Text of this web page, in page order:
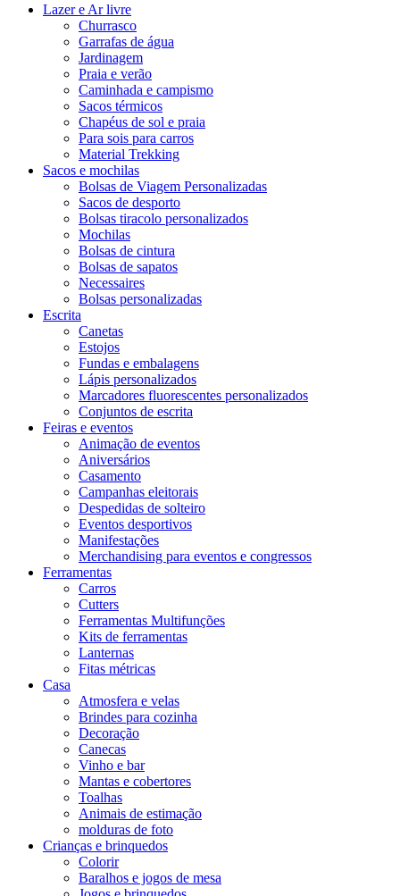
Lazer e Ar livre
Churrasco
Garrafas de água
Jardinagem
Praia e verão
Caminhada e campismo
Sacos térmicos
Chapéus de sol e praia
Para sois para carros
Material Trekking
Sacos e mochilas
Bolsas de Viagem Personalizadas
Sacos de desporto
Bolsas tiracolo personalizados
Mochilas
Bolsas de cintura
Bolsas de sapatos
Necessaires
Bolsas personalizadas
Escrita
Canetas
Estojos
Fundas e embalagens
Lápis personalizados
Marcadores fluorescentes personalizados
Conjuntos de escrita
Feiras e eventos
Animação de eventos
Aniversários
Casamento
Campanhas eleitorais
Despedidas de solteiro
Eventos desportivos
Manifestações
Merchandising para eventos e congressos
Ferramentas
Carros
Cutters
Ferramentas Multifunções
Kits de ferramentas
Lanternas
Fitas métricas
Casa
Atmosfera e velas
Brindes para cozinha
Decoração
Canecas
Vinho e bar
Mantas e cobertores
Toalhas
Animais de estimação
molduras de foto
Crianças e brinquedos
Colorir
Baralhos e jogos de mesa